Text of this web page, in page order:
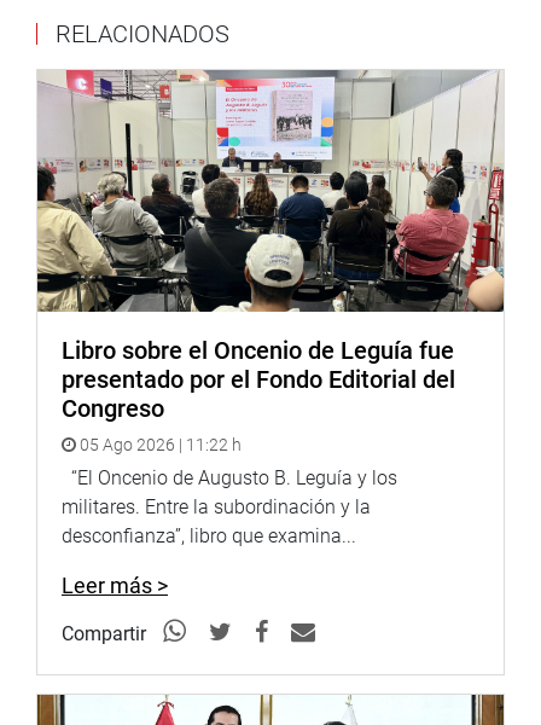
actuar como mediador del pueblo y establecer un diálogo
que canalice las demandas sociales y el respeto a la
democracia, con el objetivo de que ningún peruano más
pierda la vida.
“Podemos Perú, consecuente con sus ideales, sus valores
y como vocero de las demandas del pueblo, insistimos en
nuestra propuesta de adelanto de elecciones generales de
forma inmediata. Lo repetimos hace más de un año ¡Nos
vamos todos! Y no se trata de un capricho político, se
trata del hartazgo, del olvido y del centralismo de un
Estado que vive de espaldas a las necesidades del Perú,
que no reconoce la deuda social con mis hermanos del
campo, la deuda social de la ONP, Fonavi, AFP, CAS (…), y
con todos los peruanos que lamentablemente fueron
relegados por los intereses de gobiernos cómplices de los
grupos de poder y sus monopolios y oligopolios”, recalcó.
NO MÁS MUERTES
Luna Gálvez subrayó que como peruano le duele ver
cómo nos matamos entre nosotros y como provinciano,
le duele ver a sus paisanos cómo cargan los ataúdes y
entierran a sus seres queridos, “bajo la mirada de una
clase política indolente e inmadura”.
RELACIONADOS
Libro sobre el Oncenio de Leguía fue
presentado por el Fondo Editorial del
Congreso
05 Ago 2026 | 11:22 h
“El Oncenio de Augusto B. Leguía y los
militares. Entre la subordinación y la
desconfianza”, libro que examina...
Leer más >
Compartir